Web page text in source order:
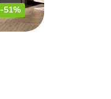
-51%